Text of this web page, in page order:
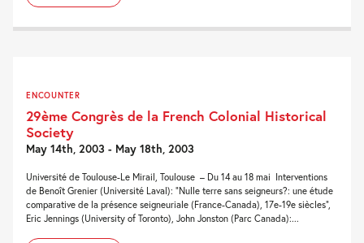
ENCOUNTER
29ème Congrès de la French Colonial Historical
Society
May 14th, 2003 - May 18th, 2003
Université de Toulouse-Le Mirail, Toulouse – Du 14 au 18 mai Interventions
de Benoît Grenier (Université Laval): “Nulle terre sans seigneurs?: une étude
comparative de la présence seigneuriale (France-Canada), 17e-19e siècles”,
Eric Jennings (University of Toronto), John Jonston (Parc Canada):...